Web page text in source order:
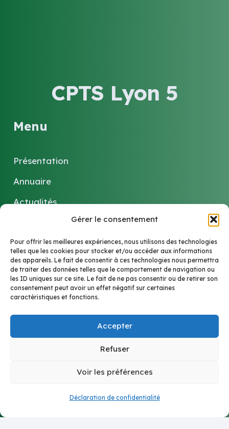
Gérer le consentement
Pour offrir les meilleures expériences, nous utilisons des technologies
telles que les cookies pour stocker et/ou accéder aux informations
des appareils. Le fait de consentir à ces technologies nous permettra
de traiter des données telles que le comportement de navigation ou
les ID uniques sur ce site. Le fait de ne pas consentir ou de retirer son
consentement peut avoir un effet négatif sur certaines
caractéristiques et fonctions.
Accepter
Refuser
Voir les préférences
Déclaration de confidentialité
CPTS Lyon 5
Menu
Présentation
Annuaire
Actualités
Remplacement
Espace adhérent
Contact